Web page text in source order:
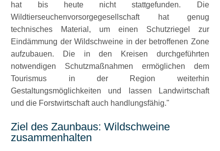
hat bis heute nicht stattgefunden. Die
Wildtierseuchenvorsorgegesellschaft hat genug
technisches Material, um einen Schutzriegel zur
Eindämmung der Wildschweine in der betroffenen Zone
aufzubauen. Die in den Kreisen durchgeführten
notwendigen Schutzmaßnahmen ermöglichen dem
Tourismus in der Region weiterhin
Gestaltungsmöglichkeiten und lassen Landwirtschaft
und die Forstwirtschaft auch handlungsfähig.
Ziel des Zaunbaus: Wildschweine
zusammenhalten